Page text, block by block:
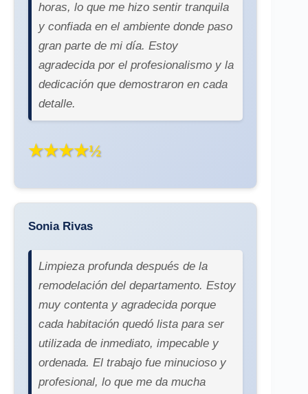
horas, lo que me hizo sentir tranquila
y confiada en el ambiente donde paso
gran parte de mi día. Estoy
agradecida por el profesionalismo y la
dedicación que demostraron en cada
detalle.
★★★★½
Sonia Rivas
Limpieza profunda después de la
remodelación del departamento. Estoy
muy contenta y agradecida porque
cada habitación quedó lista para ser
utilizada de inmediato, impecable y
ordenada. El trabajo fue minucioso y
profesional, lo que me da mucha